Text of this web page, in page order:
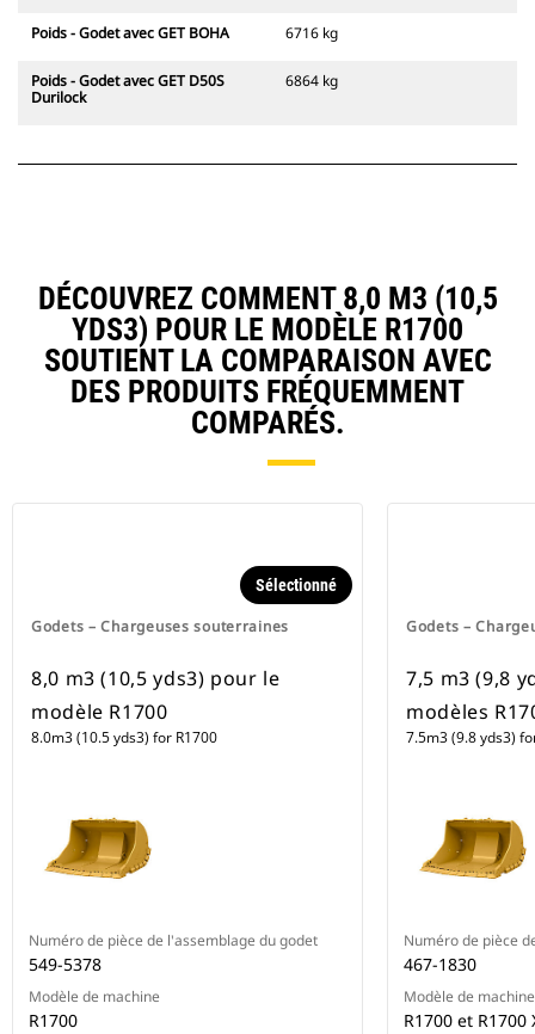
Poids - Godet avec GET BOHA 6716 kg
Poids - Godet avec GET D50S
Durilock
6864 kg
DÉCOUVREZ COMMENT 8,0 M3 (10,5
YDS3) POUR LE MODÈLE R1700
SOUTIENT LA COMPARAISON AVEC
DES PRODUITS FRÉQUEMMENT
COMPARÉS.
Godets – Chargeuses souterraines
Sélectionné
8,0 m3 (10,5 yds3) pour le
modèle R1700
8.0m3 (10.5 yds3) for R1700
Numéro de pièce de l'assemblage du godet
549-5378
Modèle de machine
R1700
Godets –
7,5 m3 (9,8
modèles
7.5m3 (9.8 yds3)
Numéro de pièce
467-1830
Modèle de machine
R1700 et R1700